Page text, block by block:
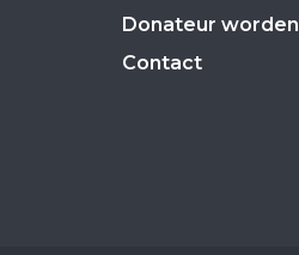
Donateur worden
Contact